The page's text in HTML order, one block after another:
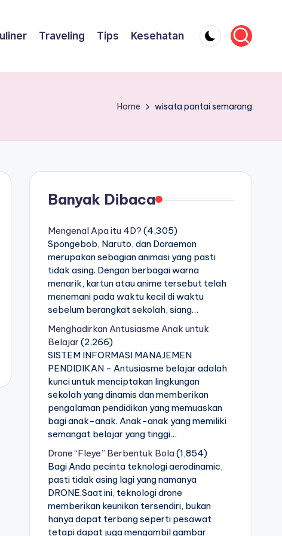
Traveling Tips Kesehatan
Home wisata pantai semarang
Banyak Dibaca
Mengenal Apa itu 4D? (4,305)
Spongebob, Naruto, dan Doraemon
merupakan sebagian animasi yang pasti
tidak asing. Dengan berbagai warna
menarik, kartun atau anime tersebut telah
menemani pada waktu kecil di waktu
sebelum berangkat sekolah, siang…
Menghadirkan Antusiasme Anak untuk
Belajar (2,266)
SISTEM INFORMASI MANAJEMEN
PENDIDIKAN - Antusiasme belajar adalah
kunci untuk menciptakan lingkungan
sekolah yang dinamis dan memberikan
pengalaman pendidikan yang memuaskan
bagi anak-anak. Anak-anak yang memiliki
semangat belajar yang tinggi…
Drone “Fleye” Berbentuk Bola(1,854)
Bagi Anda pecinta teknologi aerodinamic,
pasti tidak asing lagi yang namanya
DRONE.Saat ini, teknologi drone
memberikan keunikan tersendiri, bukan
hanya dapat terbang seperti pesawat
tetapi dapat juga mengambil gambar